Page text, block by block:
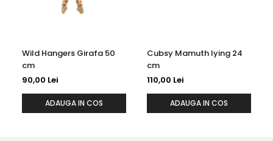
Wild Hangers Girafa 50
cm
90,00 Lei
ADAUGA IN COS
Cubsy Mamuth lying 24
cm
110,00 Lei
ADAUGA IN COS